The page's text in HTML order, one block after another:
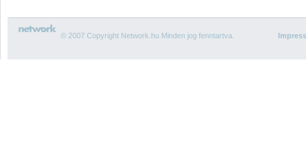
© 2007 Copyright Network.hu Minden jog fenntartva.